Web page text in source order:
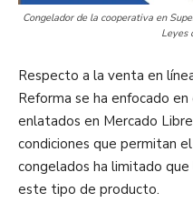
Congelador de la cooperativa en
Leyes
Respecto a la venta en
Reforma se ha enfocado
enlatados en Mercado
condiciones que permitan
congelados ha limitado
este tipo de producto.